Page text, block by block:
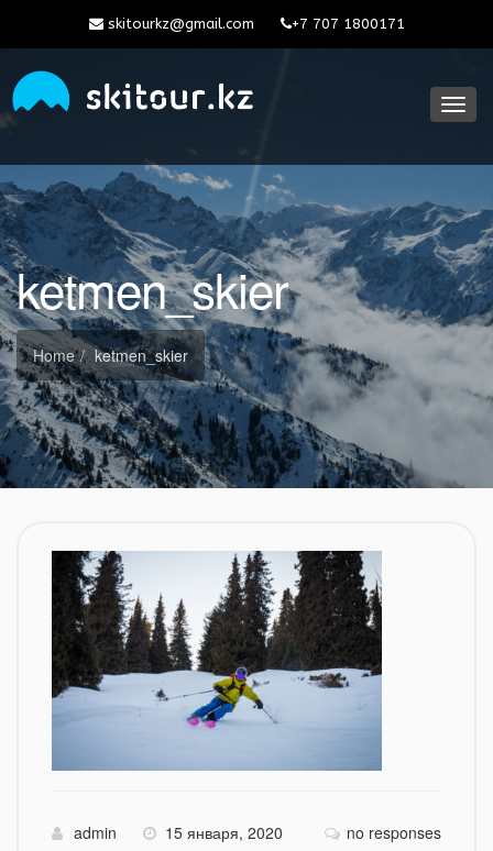
skitourkz@gmail.com +7 707 1800171
ketmen_skier
Home ketmen_skier
admin 15 января, 2020 no responses